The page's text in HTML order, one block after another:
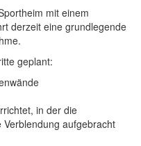
mit einem
derzeit eine grundlegende
geplant:
in der die
aufgebracht